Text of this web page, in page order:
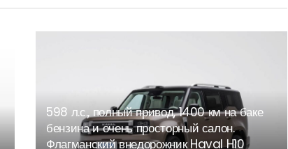
598 л.с., полный привод, 1400 км на баке
бензина и очень просторный салон.
Флагманский внедорожник Haval H10